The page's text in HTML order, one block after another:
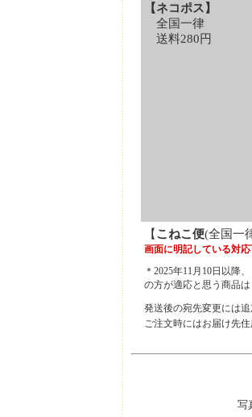
【ネコポス】
全国一律
送料280円
【 こねこ便(全国一
画面に明記している対
＊2025年11月10日以降
の方が適応と思う商品
発送後の宛先変更には
ご注文時にはお届け先
写